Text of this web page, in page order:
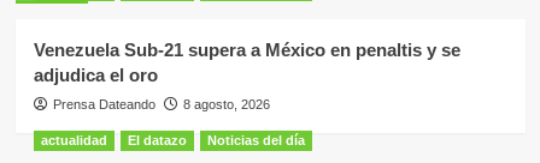
Venezuela Sub-21 supera a México en penaltis y se
adjudica el oro
Prensa Dateando 8 agosto, 2026
actualidad El datazo Noticias del día